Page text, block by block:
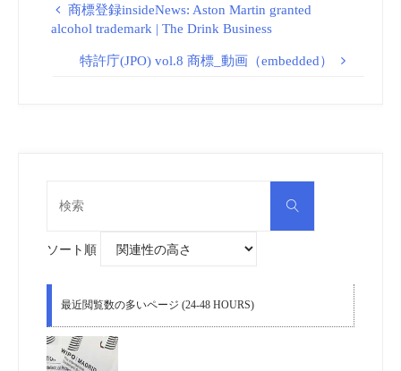
商標登録insideNews: Aston Martin granted
alcohol trademark | The Drink Business
特許庁(JPO) vol.8 商標_動画（embedded）
検
ソート順
最近閲覧数の多いページ (24-48 HOURS)